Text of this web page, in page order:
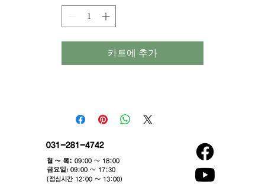
카트에 추가
031-281-4742
월 ~ 목: 09:00 ~ 18:00
​금요일: 09:00 ~ 17:30
(점심시간 12:00 ~ 13:00)​